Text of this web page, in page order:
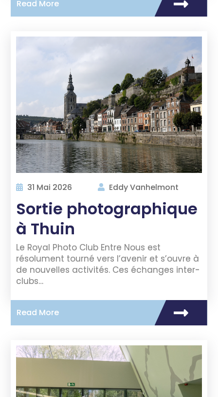
Read More
31 Mai 2026 Eddy Vanhelmont
Sortie photographique
à Thuin
Le Royal Photo Club Entre Nous est
résolument tourné vers l’avenir et s’ouvre à
de nouvelles activités. Ces échanges inter-
clubs…
Read More